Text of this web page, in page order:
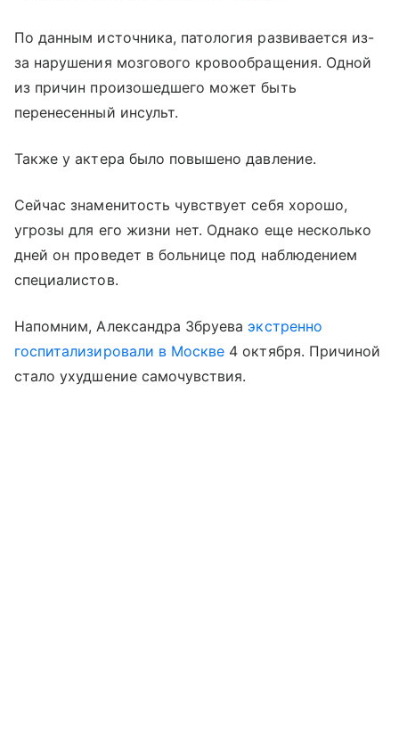
По данным источника, патология развивается из-
за нарушения мозгового кровообращения. Одной
из причин произошедшего может быть
перенесенный инсульт.
Также у актера было повышено давление.
Сейчас знаменитость чувствует себя хорошо,
угрозы для его жизни нет. Однако еще несколько
дней он проведет в больнице под наблюдением
специалистов.
Напомним, Александра Збруева экстренно
госпитализировали в Москве 4 октября. Причиной
стало ухудшение самочувствия.